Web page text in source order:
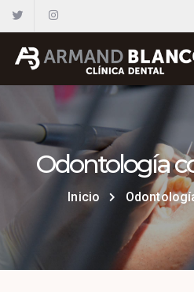
Odontología
Inicio